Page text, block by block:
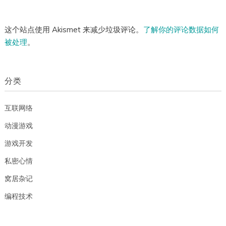
这个站点使用 Akismet 来减少垃圾评论。 了解你的评论数据如何
被处理。
分类
互联网络
动漫游戏
游戏开发
私密心情
窝居杂记
编程技术